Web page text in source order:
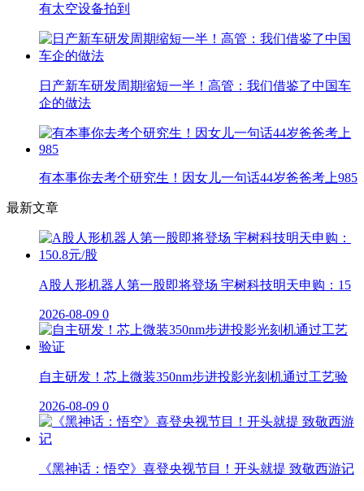
有太空设备拍到
日产新车研发周期缩短一半！高管：我们借鉴了中国车
企的做法
有本事你去考个研究生！因女儿一句话44岁爸爸考上985
最新文章
A股人形机器人第一股即将登场 宇树科技明天申购：15
2026-08-09 0
自主研发！芯上微装350nm步进投影光刻机通过工艺验
2026-08-09 0
《黑神话：悟空》喜登央视节目！开头就提 致敬西游记